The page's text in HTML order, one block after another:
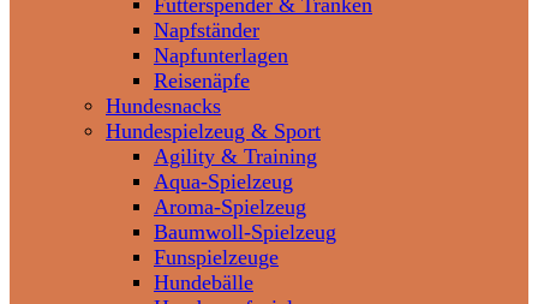
Futterspender & Tränken
Napfständer
Napfunterlagen
Reisenäpfe
Hundesnacks
Hundespielzeug & Sport
Agility & Training
Aqua-Spielzeug
Aroma-Spielzeug
Baumwoll-Spielzeug
Funspielzeuge
Hundebälle